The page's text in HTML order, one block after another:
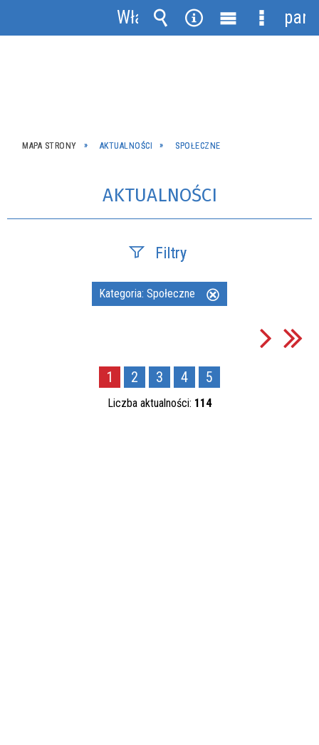
MAPA STRONY AKTUALNOŚCI SPOŁECZNE
AKTUALNOŚCI
Filtry
Szukana fraza
—
Kategoria: Społeczne
1 2 3 4 5
Liczba aktualności: 114
Włącz
powiadomienia
Wyszukiwarka
Narzędzia
MenuMenu